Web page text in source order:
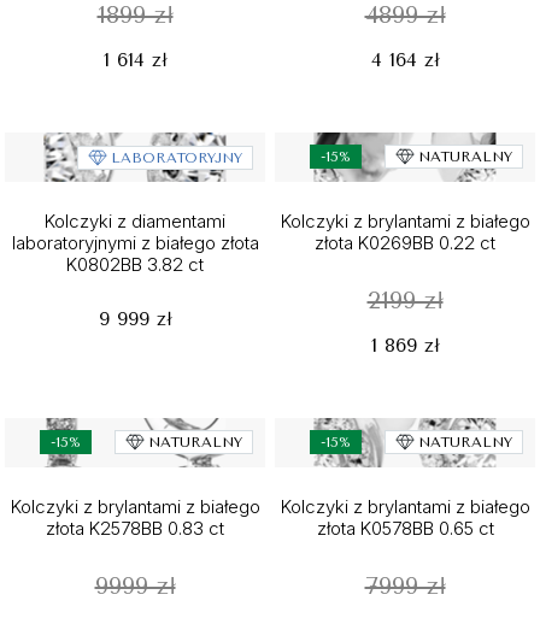
1899 zł
1 614 zł
4899 zł
4 164 zł
LABORATORYJNY
Kolczyki z diamentami
laboratoryjnymi z białego złota
K0802BB 3.82 ct
9 999 zł
-15% NATURALNY
Kolczyki z brylantami z białego
złota K0269BB 0.22 ct
2199 zł
1 869 zł
-15% NATURALNY
Kolczyki z brylantami z białego
złota K2578BB 0.83 ct
9999 zł
-15% NATURALNY
Kolczyki z brylantami z białego
złota K0578BB 0.65 ct
7999 zł